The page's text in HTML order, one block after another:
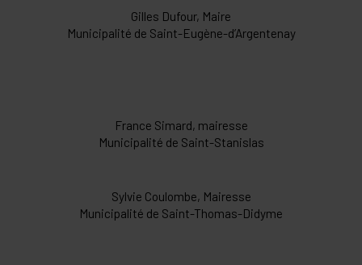
Gilles Dufour, Maire
Municipalité de Saint-Eugène-d’Argentenay
France Simard, mairesse
Municipalité de Saint-Stanislas
Sylvie Coulombe, Mairesse
Municipalité de Saint-Thomas-Didyme